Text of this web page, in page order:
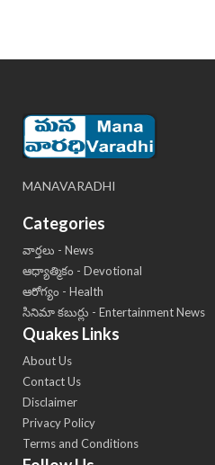
MANAVARADHI
Categories
వార్తలు - News
ఆధ్యాత్మికం - Devotional
ఆరోగ్యం - Health
సినిమా కబుర్లు - Entertainment News
Quakes Links
About Us
Contact Us
Disclaimer
Privacy Policy
Terms and Conditions